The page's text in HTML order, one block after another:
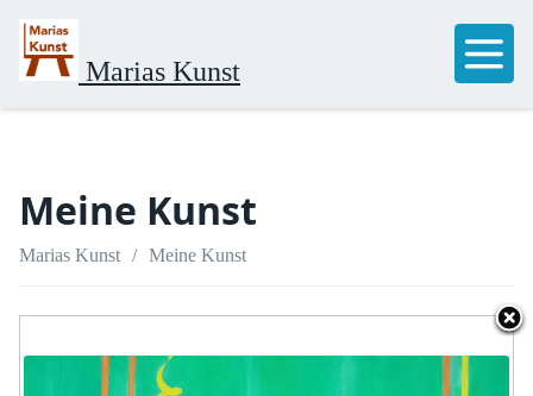
Marias Kunst
Meine Kunst
Marias Kunst Meine Kunst